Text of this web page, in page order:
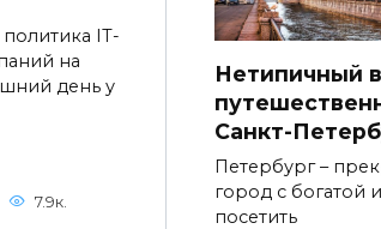
IT-
на
день у
7.9к.
Нетипичный
Санкт-
Петербург –
город с богатой
посетить